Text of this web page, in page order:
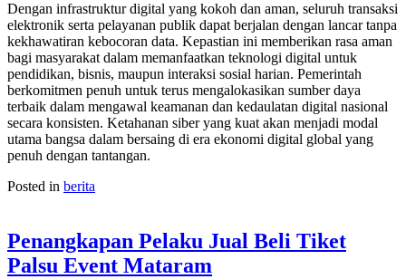
Dengan infrastruktur digital yang kokoh dan aman, seluruh transaksi
elektronik serta pelayanan publik dapat berjalan dengan lancar tanpa
kekhawatiran kebocoran data. Kepastian ini memberikan rasa aman
bagi masyarakat dalam memanfaatkan teknologi digital untuk
pendidikan, bisnis, maupun interaksi sosial harian. Pemerintah
berkomitmen penuh untuk terus mengalokasikan sumber daya
terbaik dalam mengawal keamanan dan kedaulatan digital nasional
secara konsisten. Ketahanan siber yang kuat akan menjadi modal
utama bangsa dalam bersaing di era ekonomi digital global yang
penuh dengan tantangan.
Posted in berita
Penangkapan Pelaku Jual Beli Tiket
Palsu Event Mataram